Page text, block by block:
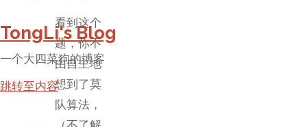
TongLi's Blog
一个大四菜狗的博客
跳转至内容
看到这个
题，你不
由自主地
想到了莫
队算法，